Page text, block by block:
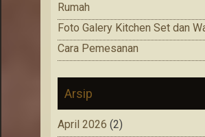
Rumah
Foto Galery Kitchen Set dan
Cara Pemesanan
Arsip
April 2026 (2)